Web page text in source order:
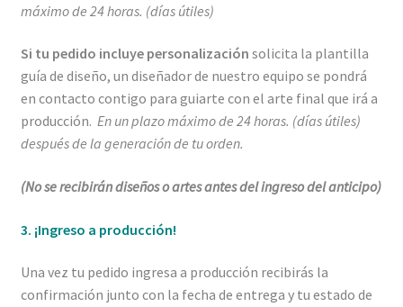
PAPELES Y CARTULINAS
máximo de 24 horas. (días útiles)
Si tu pedido incluye personalización solicita la plantilla
guía de diseño, un diseñador de nuestro equipo se pondrá
en contacto contigo para guiarte con el arte final que irá a
producción. En un plazo máximo de 24 horas. (días útiles)
después de la generación de tu orden.
(No se recibirán diseños o artes antes del ingreso del anticipo)
3. ¡Ingreso a producción!
Una vez tu pedido ingresa a producción recibirás la
confirmación junto con la fecha de entrega y tu estado de